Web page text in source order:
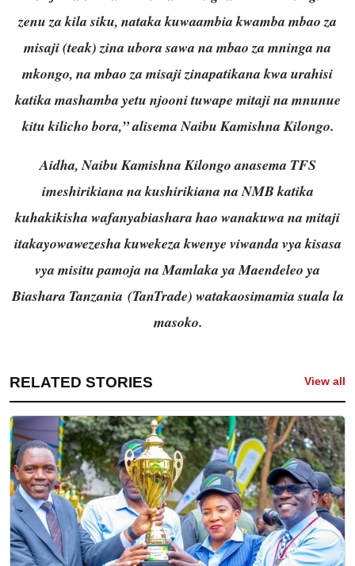
zenu za kila siku, nataka kuwaambia kwamba mbao za
misaji (teak) zina ubora sawa na mbao za mninga na
mkongo, na mbao za misaji zinapatikana kwa urahisi
katika mashamba yetu njooni tuwape mitaji na mnunue
kitu kilicho bora,” alisema Naibu Kamishna Kilongo.
Aidha, Naibu Kamishna Kilongo anasema TFS
imeshirikiana na kushirikiana na NMB katika
kuhakikisha wafanyabiashara hao wanakuwa na mitaji
itakayowawezesha kuwekeza kwenye viwanda vya kisasa
vya misitu pamoja na Mamlaka ya Maendeleo ya
Biashara Tanzania (TanTrade) watakaosimamia suala la
masoko.
RELATED STORIES View all